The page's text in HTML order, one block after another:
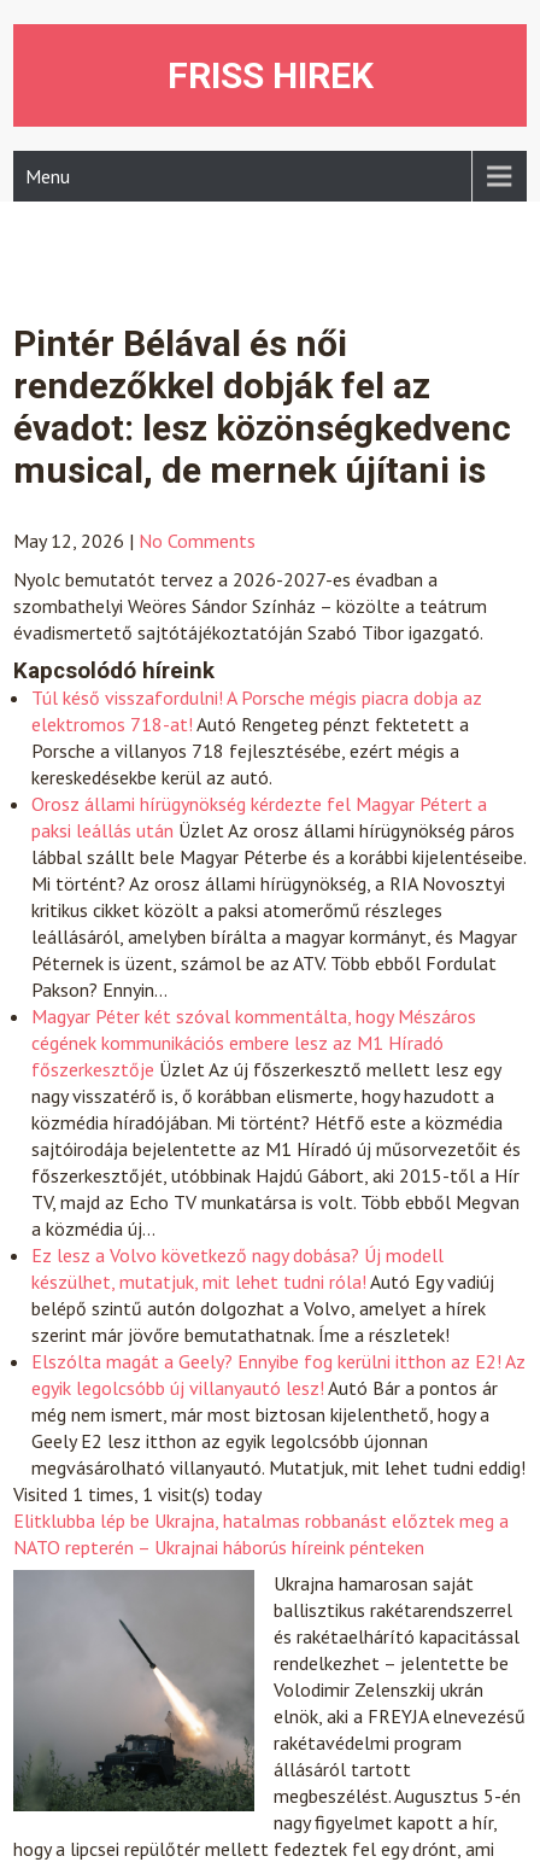
FRISS HIREK
Menu
Pintér Bélával és női
rendezőkkel dobják fel az
évadot: lesz közönségkedvenc
musical, de mernek újítani is
May 12, 2026 | No Comments
Nyolc bemutatót tervez a 2026-2027-es évadban a
szombathelyi Weöres Sándor Színház – közölte a teátrum
évadismertető sajtótájékoztatóján Szabó Tibor igazgató.
Kapcsolódó híreink
Túl késő visszafordulni! A Porsche mégis piacra dobja az
elektromos 718-at! Autó Rengeteg pénzt fektetett a
Porsche a villanyos 718 fejlesztésébe, ezért mégis a
kereskedésekbe kerül az autó.
Orosz állami hírügynökség kérdezte fel Magyar Pétert a
paksi leállás után ÜzletAz orosz állami hírügynökség páros
lábbal szállt bele Magyar Péterbe és a korábbi kijelentéseibe.
Mi történt? Az orosz állami hírügynökség, a RIA Novosztyi
kritikus cikket közölt a paksi atomerőmű részleges
leállásáról, amelyben bírálta a magyar kormányt, és Magyar
Péternek is üzent, számol be az ATV. Több ebből Fordulat
Pakson? Ennyin…
Magyar Péter két szóval kommentálta, hogy Mészáros
cégének kommunikációs embere lesz az M1 Híradó
főszerkesztője ÜzletAz új főszerkesztő mellett lesz egy
nagy visszatérő is, ő korábban elismerte, hogy hazudott a
közmédia híradójában. Mi történt? Hétfő este a közmédia
sajtóirodája bejelentette az M1 Híradó új műsorvezetőit és
főszerkesztőjét, utóbbinak Hajdú Gábort, aki 2015-től a Hír
TV, majd az Echo TV munkatársa is volt. Több ebből Megvan
a közmédia új…
Ez lesz a Volvo következő nagy dobása? Új modell
készülhet, mutatjuk, mit lehet tudni róla! Autó Egy vadiúj
belépő szintű autón dolgozhat a Volvo, amelyet a hírek
szerint már jövőre bemutathatnak. Íme a részletek!
Elszólta magát a Geely? Ennyibe fog kerülni itthon az E2! Az
egyik legolcsóbb új villanyautó lesz! Autó Bár a pontos ár
még nem ismert, már most biztosan kijelenthető, hogy a
Geely E2 lesz itthon az egyik legolcsóbb újonnan
megvásárolható villanyautó. Mutatjuk, mit lehet tudni eddig!
Visited 1 times, 1 visit(s) today
Elitklubba lép be Ukrajna, hatalmas robbanást előztek meg a
NATO repterén – Ukrajnai háborús híreink pénteken
Ukrajna hamarosan saját
ballisztikus rakétarendszerrel
és rakétaelhárító kapacitással
rendelkezhet – jelentette be
Volodimir Zelenszkij ukrán
elnök, aki a FREYJA elnevezésű
rakétavédelmi program
állásáról tartott
megbeszélést. Augusztus 5-én
nagy figyelmet kapott a hír,
hogy a lipcsei repülőtér mellett fedeztek fel egy drónt, ami